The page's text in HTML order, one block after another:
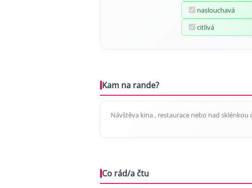
naslouchavá
citlivá
Kam na rande?
Návštěva kina , restaurace nebo nad
Co rád/a čtu